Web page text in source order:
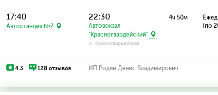
17:40
Автостанция №2
22:30
Автовокзал
"Красногвардейский"
м. Красногвардейская
4ч 50м
(по
4.3 128 отзывов ИП Родин Денис Владимирович